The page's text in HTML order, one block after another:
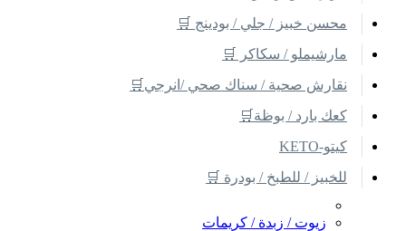
محسن خبيز / جلي / بودينج 🛒
مارشيملو / سكاكر 🛒
نقارش صحية / سناك صحي /انرجي🛒
كعك بارد / بوظة🛒
كيتو-KETO
للخبيز / للطبخ / بودرة 🛒
زيوت / زبدة / كريمات